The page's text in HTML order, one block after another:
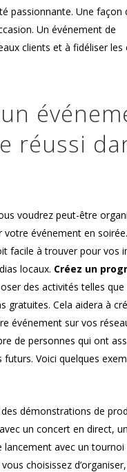
passionnante. Une façon
Un événement de
clients et à fidéliser les
réussi
voudrez peut-être
votre événement en soirée.
facile à trouver pour vos
locaux. Créez un
des activités telles
gratuites. Cela aidera à
événement sur vos
de personnes qui ont
Voici quelques
démonstrations de
un concert en direct,
avec un tournoi
choisissez d’organiser,